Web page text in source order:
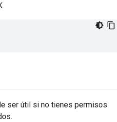
ser útil si no tienes permisos